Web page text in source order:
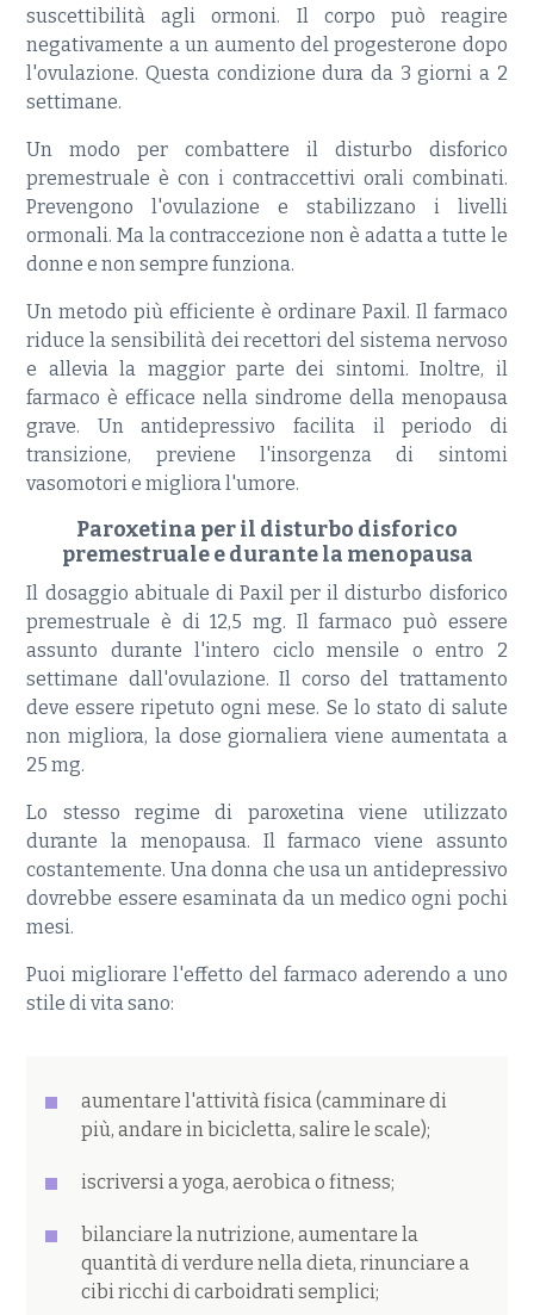
suscettibilità agli ormoni. Il corpo può reagire
negativamente a un aumento del progesterone dopo
l'ovulazione. Questa condizione dura da 3 giorni a 2
settimane.
Un modo per combattere il disturbo disforico
premestruale è con i contraccettivi orali combinati.
Prevengono l'ovulazione e stabilizzano i livelli
ormonali. Ma la contraccezione non è adatta a tutte le
donne e non sempre funziona.
Un metodo più efficiente è ordinare Paxil. Il farmaco
riduce la sensibilità dei recettori del sistema nervoso
e allevia la maggior parte dei sintomi. Inoltre, il
farmaco è efficace nella sindrome della menopausa
grave. Un antidepressivo facilita il periodo di
transizione, previene l'insorgenza di sintomi
vasomotori e migliora l'umore.
Paroxetina per il disturbo disforico
premestruale e durante la menopausa
Il dosaggio abituale di Paxil per il disturbo disforico
premestruale è di 12,5 mg. Il farmaco può essere
assunto durante l'intero ciclo mensile o entro 2
settimane dall'ovulazione. Il corso del trattamento
deve essere ripetuto ogni mese. Se lo stato di salute
non migliora, la dose giornaliera viene aumentata a
25 mg.
Lo stesso regime di paroxetina viene utilizzato
durante la menopausa. Il farmaco viene assunto
costantemente. Una donna che usa un antidepressivo
dovrebbe essere esaminata da un medico ogni pochi
mesi.
Puoi migliorare l'effetto del farmaco aderendo a uno
stile di vita sano:
aumentare l'attività fisica (camminare di
più, andare in bicicletta, salire le scale);
iscriversi a yoga, aerobica o fitness;
bilanciare la nutrizione, aumentare la
quantità di verdure nella dieta, rinunciare a
cibi ricchi di carboidrati semplici;